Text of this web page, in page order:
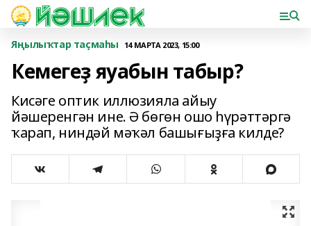
Яңылыҡтар таҫмаһы 14 МАРТА 2023, 15:00
Кемегеҙ яуабын табыр?
Кисәге оптик иллюзияла айыу
йәшеренгән ине. Ә бөгөн ошо һүрәттәргә
ҡарап, ниндәй мәҡәл башығыҙға килде?